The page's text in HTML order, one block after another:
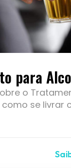
para
o
se livrar